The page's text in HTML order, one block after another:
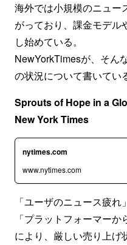
海外では小規模のニュー
がっており、課金モデル
し始めている。
NewYorkTimesが、そん
の状況について書いてい
Sprouts of Hope in a
New York Times
nytimes.com
www.nytimes.com
「ユーザのニュース疲れ
「プラットフォーマー
により、厳しい売り上げ